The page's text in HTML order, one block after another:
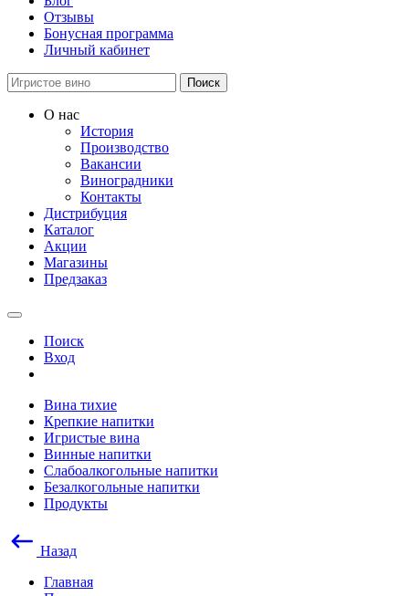
Отзывы
Бонусная программа
Личный кабинет
Поиск
О нас
История
Производство
Вакансии
Виноградники
Контакты
Дистрибуция
Каталог
Акции
Магазины
Предзаказ
Поиск
Вход
Вина тихие
Крепкие напитки
Игристые вина
Винные напитки
Слабоалкогольные напитки
Безалкогольные напитки
Продукты
Назад
Главная